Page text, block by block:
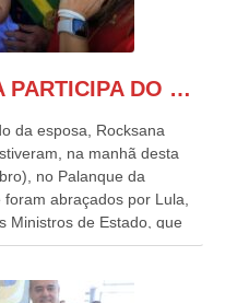
GONZAGA PATRIOTA PARTICIPA DO DESFILE DA INDEPENDÊNCIA NO PALANQUE DA PRESIDÊNCIA DA REPÚBLICA E É ABRAÇADO POR LULA E POR GERALDO ALCKMIN.
da esposa, Rocksana
na manhã desta
no Palanque da
abraçados por Lula,
Ministros de Estado, que
da Independência da
Ministérios, disse ter sido